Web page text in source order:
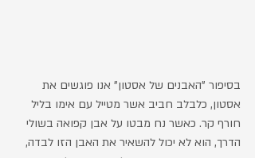
בסיפור "האבנים של אסטון" אנו פוגשים את
אסטון, כלבלב חביב אשר מטייל עם אימו בליל
חורף קר. כאשר נח מבטו על אבן קפואה בשולי
הדרך, הוא לא יכול להשאיר את האבן הזו לבדה,